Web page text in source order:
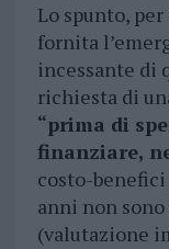
Lo spunto,
fornita
incessante di
richiesta di
“prima di
finanziare,
costo-
anni non
(valutazione